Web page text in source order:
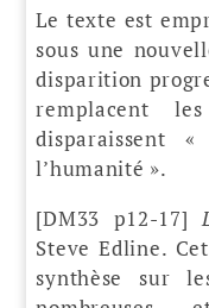
Le texte est
sous une
disparition
remplacent
disparaissent
l’humanité ».
[DM33 p12-17]
Steve Edline.
synthèse sur